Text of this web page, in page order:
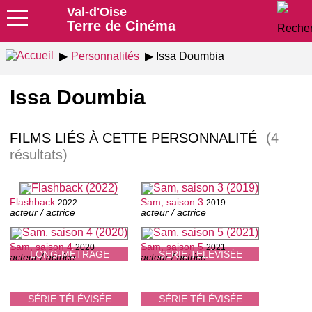
Val-d'Oise
Terre de Cinéma
Personnalités Issa Doumbia
Issa Doumbia
FILMS LIÉS À CETTE PERSONNALITÉ
(4
résultats)
LONG-MÉTRAGE
Flashback 2022
acteur / actrice
SÉRIE TÉLÉVISÉE
Sam, saison 3 2019
acteur / actrice
SÉRIE TÉLÉVISÉE
Sam, saison 4 2020
acteur / actrice
SÉRIE TÉLÉVISÉE
Sam, saison 5 2021
acteur / actrice